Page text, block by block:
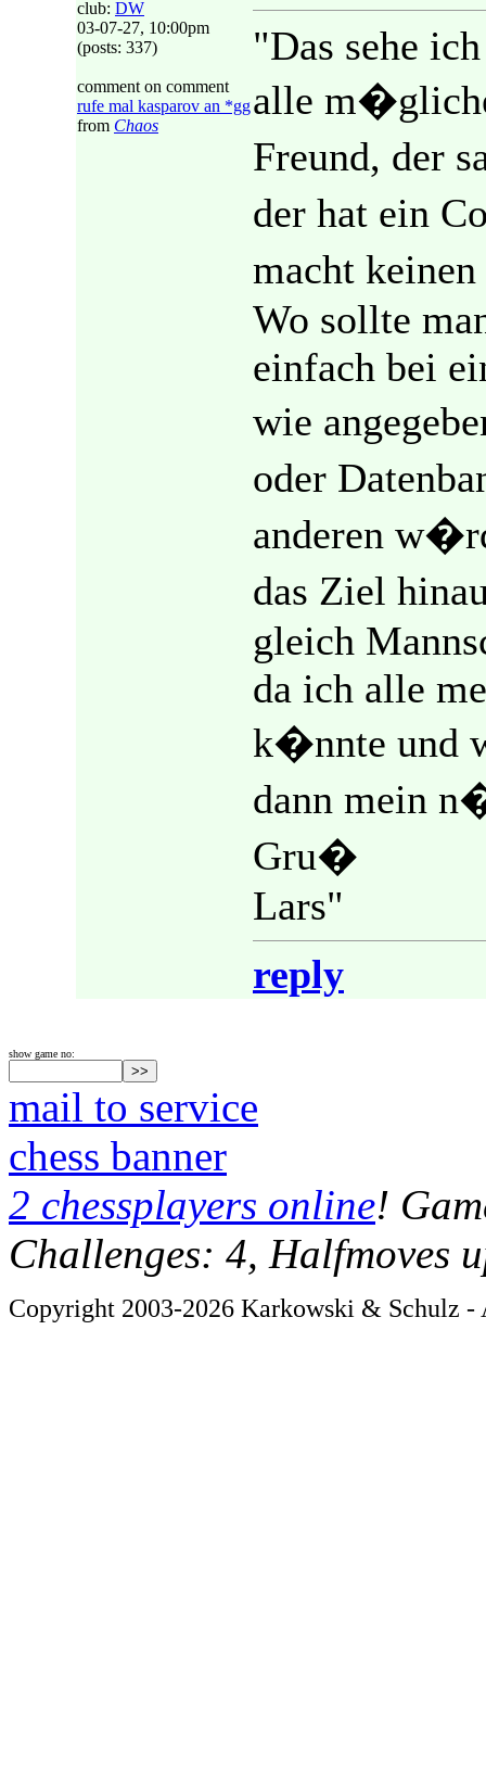
club: DW
03-07-27, 10:00pm
(posts: 337)
comment on comment
rufe mal kasparov an *gg
from Chaos
"Das sehe
alle
Freund, der
der hat ein
macht
Wo sollte
einfach bei
wie
oder
anderen
das Ziel
gleich
da ich alle
k�nnte und
dann mein
Gru�
Lars"
reply
show game no:
mail to service
chess banner
2 chessplayers online!
Challenges: 4, Halfmoves
Copyright 2003-2026 Karkowski & Schulz